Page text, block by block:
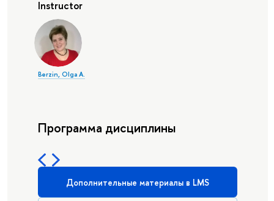
Instructor
Berzin, Olga A.
Программа дисциплины
Дополнительные материалы в LMS